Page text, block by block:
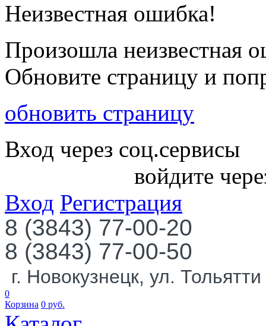
Неизвестная ошибка!
Произошла неизвестная
Обновите страницу и
обновить страницу
Вход через соц.сервисы
войдите
Вход Регистрация
8 (3843) 77-00-20
8 (3843) 77-00-50
г. Новокузнецк, ул.
0
Корзина 0 руб.